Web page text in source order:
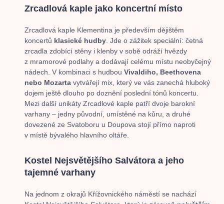
Zrcadlová kaple jako koncertní místo
Zrcadlová kaple Klementina je především dějištěm
koncertů klasické hudby . Jde o zážitek speciální: četná
zrcadla zdobící stěny i klenby v sobě odráží hvězdy
z mramorové podlahy a dodávají celému místu neobyčejný
nádech. V kombinaci s hudbou Vivaldiho, Beethovena
nebo Mozarta vytvářejí mix, který ve vás zanechá hluboký
dojem ještě dlouho po doznění poslední tónů koncertu.
Mezi další unikáty Zrcadlové kaple patří dvoje barokní
varhany – jedny původní, umístěné na kůru, a druhé
dovezené ze Svatoboru u Doupova stojí přímo naproti
v místě bývalého hlavního oltáře.
Kostel Nejsvětějšího Salvátora a jeho
tajemné varhany
Na jednom z okrajů Křížovnického náměstí se nachází